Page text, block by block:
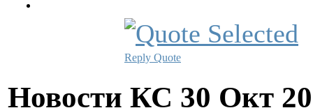
Reply Quote
Новости КС 30 Окт